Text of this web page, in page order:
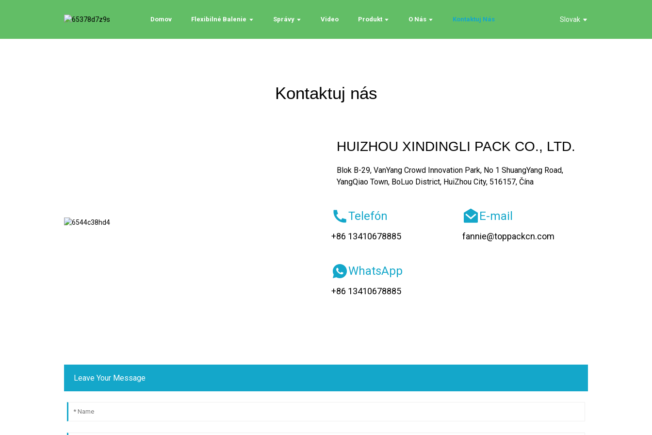
Domov Flexibilné Balenie Správy Video Produkt O Nás Kontaktuj Nás Slovak
Kontaktuj nás
HUIZHOU XINDINGLI PACK CO., LTD.
Blok B-29, VanYang Crowd Innovation Park, No 1 ShuangYang Road,
YangQiao Town, BoLuo District, HuiZhou City, 516157, Čína
Telefón
+86 13410678885
E-mail
fannie@toppackcn.com
WhatsApp
+86 13410678885
Leave Your Message